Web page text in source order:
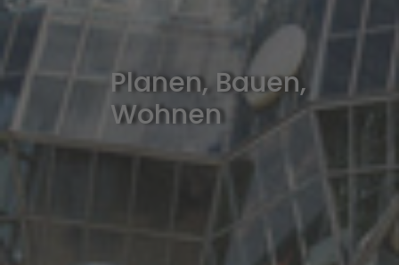
Planen, Bauen,
Wohnen